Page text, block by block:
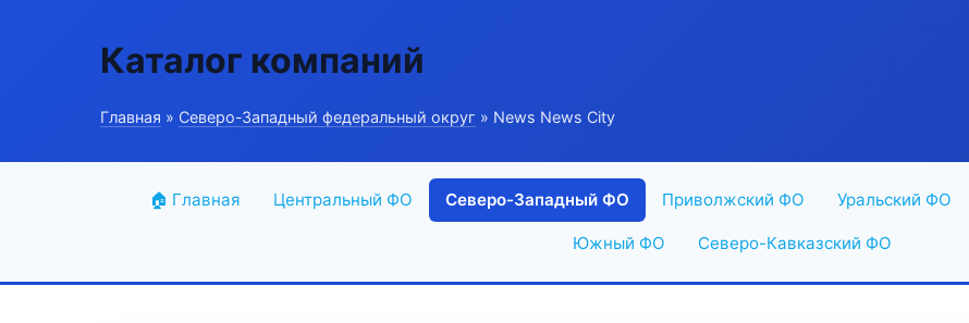
Каталог компаний
Главная » Северо-Западный федеральный округ » News News City
🏠 Главная Центральный ФО Северо-Западный ФО Приволжский ФО Уральский ФО
Южный ФО Северо-Кавказский ФО